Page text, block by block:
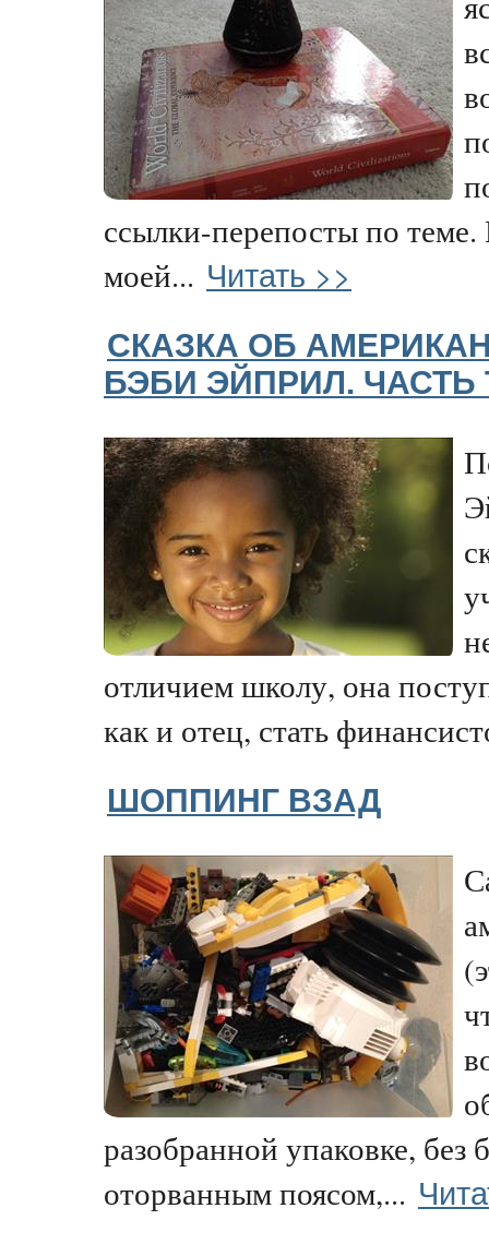
ссылки-перепосты по
моей... Читать >>
СКАЗКА ОБ
БЭБИ ЭЙПРИЛ. ЧАСТЬ
отличием школу, она
как и отец, стать
ШОППИНГ ВЗАД
разобранной упаковке, без
оторванным поясом,...